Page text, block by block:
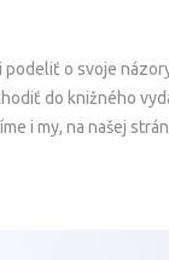
podeliť o svoje
do knižného
i my, na našej